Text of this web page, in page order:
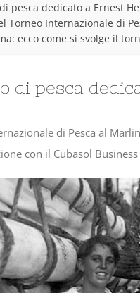
pesca dedicato a Ernest
Torneo Internazionale di
ecco come si svolge il
di pesca
di Pesca al
con il Cubasol